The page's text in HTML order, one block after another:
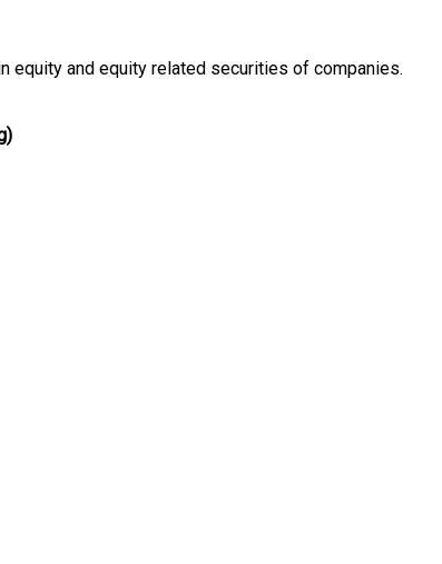
equity and equity related securities of companies.